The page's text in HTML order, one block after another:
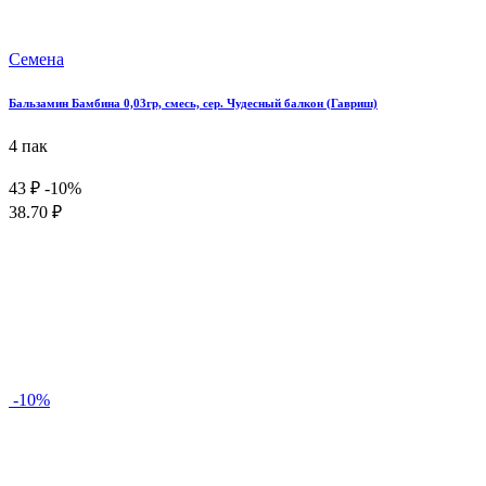
Семена
Бальзамин Бамбина 0,03гр, смесь, сер. Чудесный балкон (Гавриш)
4 пак
43 ₽ -10%
38.70 ₽
-10%